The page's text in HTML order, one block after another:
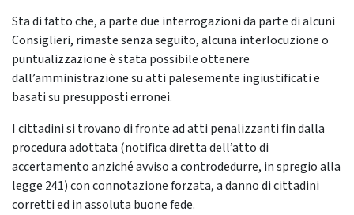
Sta di fatto che, a parte due interrogazioni da parte di alcuni
Consiglieri, rimaste senza seguito, alcuna interlocuzione o
puntualizzazione è stata possibile ottenere
dall’amministrazione su atti palesemente ingiustificati e
basati su presupposti erronei.
I cittadini si trovano di fronte ad atti penalizzanti fin dalla
procedura adottata (notifica diretta dell’atto di
accertamento anziché avviso a controdedurre, in spregio alla
legge 241) con connotazione forzata, a danno di cittadini
corretti ed in assoluta buone fede.